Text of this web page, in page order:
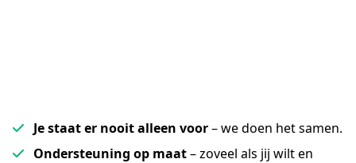
Je staat er nooit alleen voor– we doen het samen.
Ondersteuning op maat– zoveel als jij wilt en